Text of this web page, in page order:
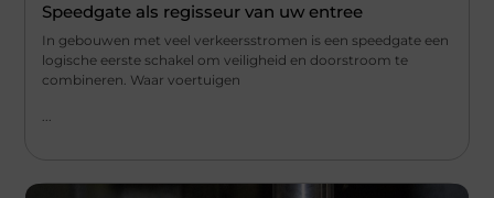
Speedgate als regisseur van uw entree
In gebouwen met veel verkeersstromen is een speedgate een
logische eerste schakel om veiligheid en doorstroom te
combineren. Waar voertuigen